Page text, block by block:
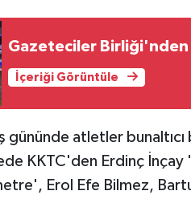
Gazeteciler Birliği'nden
İçeriği Görüntüle
gününde atletler bunaltıcı
KKTC'den Erdinç
Erol Efe Bilmez,